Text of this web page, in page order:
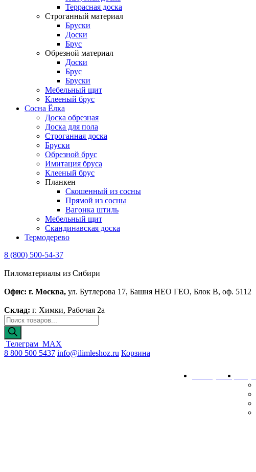
Террасная доска
Строганный материал
Бруски
Доски
Брус
Обрезной материал
Доски
Брус
Бруски
Мебельный щит
Клееный брус
Сосна Ёлка
Доска обрезная
Доска для пола
Строганная доска
Бруски
Обрезной брус
Имитация бруса
Клееный брус
Планкен
Скошенный из сосны
Прямой из сосны
Вагонка штиль
Мебельный щит
Скандинавская доска
Термодерево
8 (800) 500-54-37
Пиломатериалы из Сибири
Офис: г. Москва, ул. Бутлерова 17, Башня НЕО ГЕО, Блок В, оф. 5112
Склад: г. Химки, Рабочая 2а
Поиск
товаров
Телеграм MAX
8 800 500 5437 info@ilimleshoz.ru Корзина
Калькулятор